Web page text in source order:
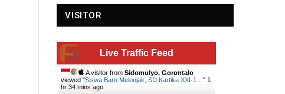
VISITOR
Live Traffic Feed
A visitor from Sidomulyo, Gorontalo
viewed "Siswa Baru Melonjak, SD Kartika XXI-1… " 1
hr 34 mins ago